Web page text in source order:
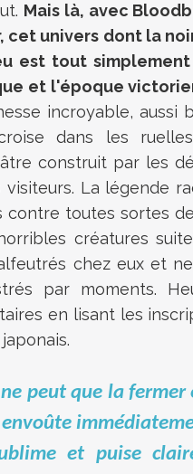
Mais là, avec
cet univers dont la
est tout
et l'époque
incroyable, aussi
dans les
construit par les
La légende
toutes sortes
créatures
chez eux et
par moments.
en lisant les
peut que la
et puise